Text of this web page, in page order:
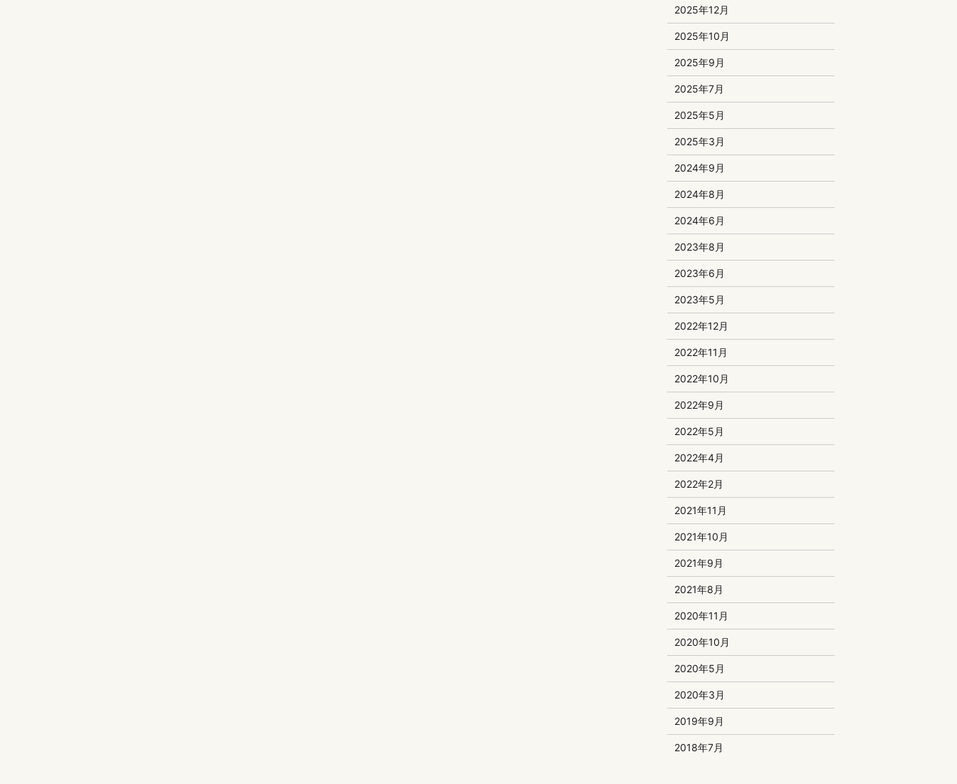
2025年12月
2025年10月
2025年9月
2025年7月
2025年5月
2025年3月
2024年9月
2024年8月
2024年6月
2023年8月
2023年6月
2023年5月
2022年12月
2022年11月
2022年10月
2022年9月
2022年5月
2022年4月
2022年2月
2021年11月
2021年10月
2021年9月
2021年8月
2020年11月
2020年10月
2020年5月
2020年3月
2019年9月
2018年7月